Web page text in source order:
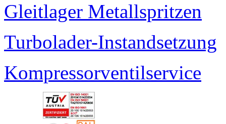
Gleitlager Metallspritzen
Turbolader-Instandsetzung
Kompressorventilservice